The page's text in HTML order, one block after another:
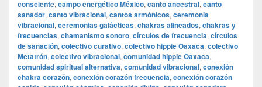
consciente, campo energético México, canto ancestral, canto
sanador, canto vibracional, cantos armónicos, ceremonia
vibracional, ceremonias galácticas, chakras alineados, chakras y
frecuencias, chamanismo sonoro, círculos de frecuencia, círculos
de sanación, colectivo curativo, colectivo hippie Oaxaca, colectivo
Metatrón, colectivo vibracional, comunidad hippie Oaxaca,
comunidad spiritual alternativa, comunidad vibracional, conexión
chakra corazón, conexión corazón frecuencia, conexión corazón